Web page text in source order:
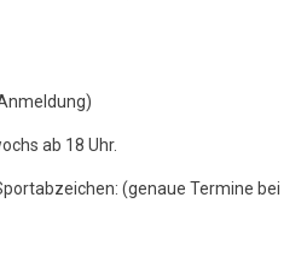
ab 18 Uhr.
(genaue Termine bei